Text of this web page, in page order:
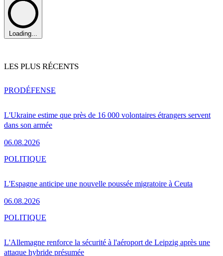
Loading...
LES PLUS RÉCENTS
L'Ukraine estime que près de 16 000 volontaires étrangers servent
dans son armée
06.08.2026
PRODÉFENSE
L'Espagne anticipe une nouvelle poussée migratoire à Ceuta
06.08.2026
POLITIQUE
L'Allemagne renforce la sécurité à l'aéroport de Leipzig après une
attaque hybride présumée
POLITIQUE